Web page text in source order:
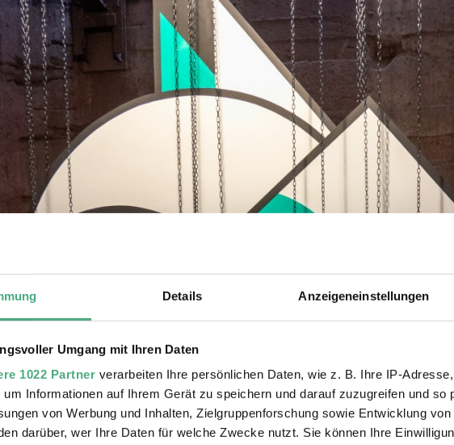
Details Anzeigeneinstellungen
Umgang mit Ihren Daten
1022 Partner verarbeiten Ihre persönlichen Daten, wie z. B. Ihre IP-
Informationen auf Ihrem Gerät zu speichern und darauf zuzugreifen und so
von Werbung und Inhalten, Zielgruppenforschung sowie Entwicklung
darüber, wer Ihre Daten für welche Zwecke nutzt. Sie können Ihre